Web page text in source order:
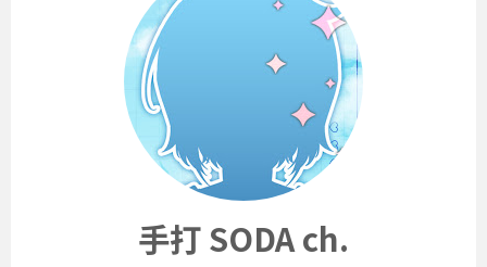
手打 SODA ch.